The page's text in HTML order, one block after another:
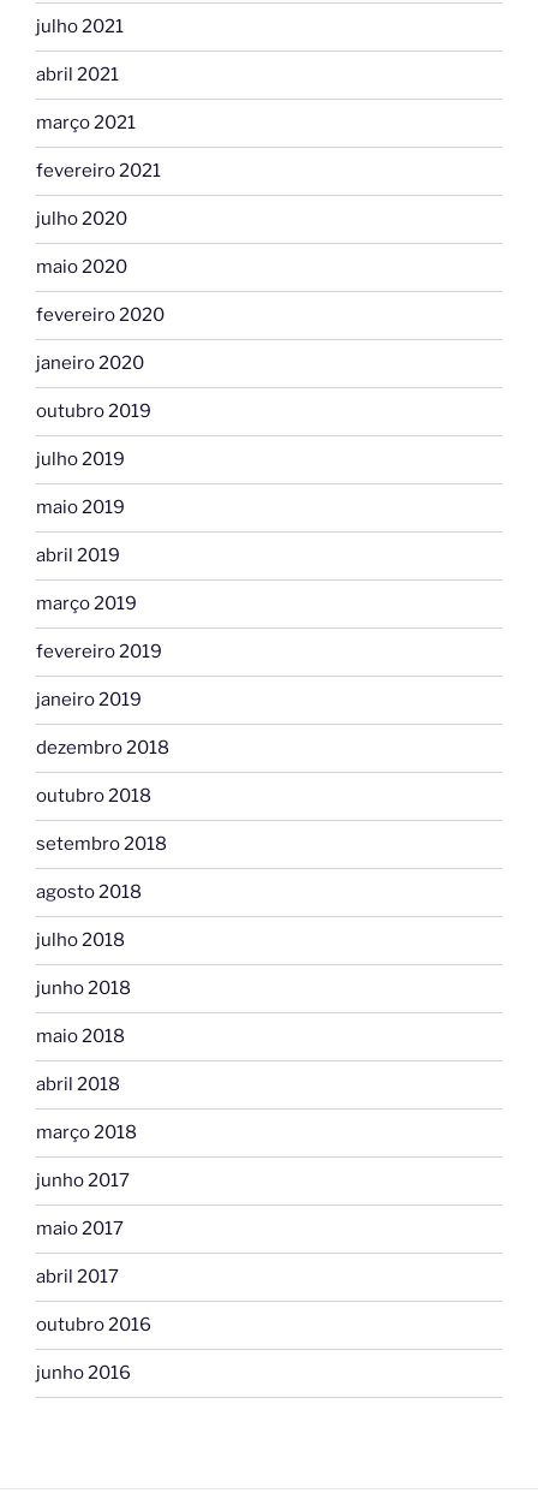
julho 2021
abril 2021
março 2021
fevereiro 2021
julho 2020
maio 2020
fevereiro 2020
janeiro 2020
outubro 2019
julho 2019
maio 2019
abril 2019
março 2019
fevereiro 2019
janeiro 2019
dezembro 2018
outubro 2018
setembro 2018
agosto 2018
julho 2018
junho 2018
maio 2018
abril 2018
março 2018
junho 2017
maio 2017
abril 2017
outubro 2016
junho 2016